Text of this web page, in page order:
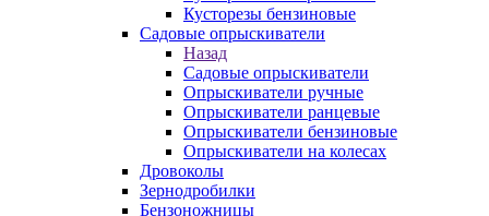
Кусторезы бензиновые
Садовые опрыскиватели
Назад
Садовые опрыскиватели
Опрыскиватели ручные
Опрыскиватели ранцевые
Опрыскиватели бензиновые
Опрыскиватели на колесах
Дровоколы
Зернодробилки
Бензоножницы